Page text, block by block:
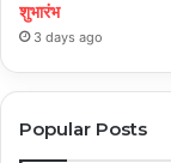
शुभारंभ
3 days ago
Popular Posts